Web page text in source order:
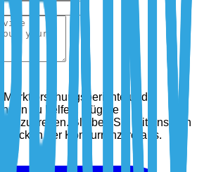
und
zu helfen, klügere
zu treffen. Bleiben Sie mit unseren
der Konkurrenz voraus.